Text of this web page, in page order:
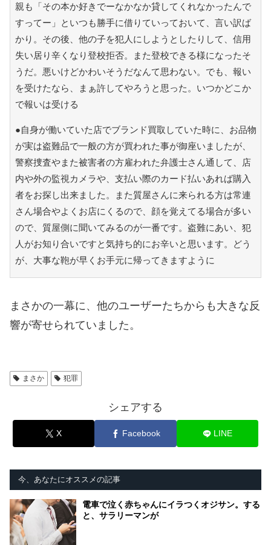
親も「その本か好きでーなかなか貸してくれなかったんで
すってー」といつも勝手に借りていっておいて、言い訳ば
かり。その後、他の子を犯人にしようとしたりして、信用
失い居り辛くなり登校拒否。また登校できる様になったそ
うだ。悪いけどかわいそうだなんて思わない。でも、報い
を受けたなら、まぁ許してやろうと思った。いつかどこか
で報いは受ける
●自身が働いていた店でブランド買取していた時に、お品物
が実は盗難品で一般の方が買われた事が御座いましたが、
警察捜査やまた被害者の方雇われた弁護士さん通して、店
内や外の監視カメラや、支払い際のカード払いあれば購入
者をお探し出来ました。また質屋さんに来られる方は常連
さん場合やよくお店にくるので、顔を覚えてる場合が多い
ので、質屋側に聞いてみるのが一番です。盗難にあい、犯
人がお知り合いですと気持ち的にお辛いと思います。どう
が、大事な鞄が早くお手元に帰ってきますように
まさかの一幕に、他のユーザーたちからも大きな反
響が寄せられていました。
まさか 犯罪
シェアする
X Facebook LINE
今、あなたにオススメの記事
電車で泣く赤ちゃんにイラつくオジサン。する
と、サラリーマンが